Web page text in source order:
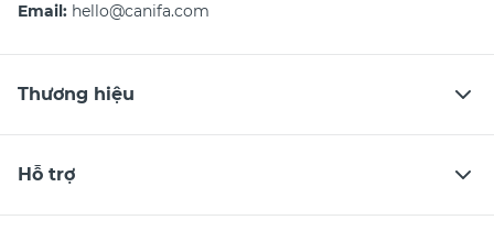
Email: hello@canifa.com
Thương hiệu
Hỗ trợ